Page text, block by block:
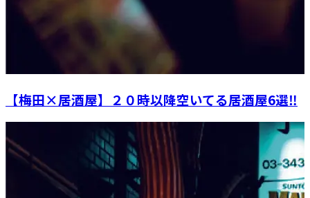
【梅田×居酒屋】２０時以降空いてる居酒屋6選‼